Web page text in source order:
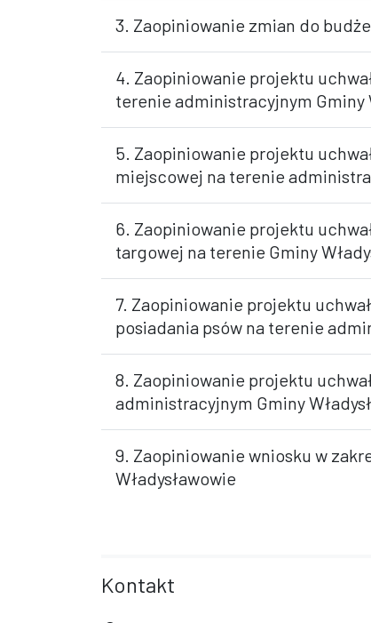
3. Zaopiniowanie zmian do
4. Zaopiniowanie projektu
terenie administracyjnym Gminy
5. Zaopiniowanie projektu
miejscowej na terenie
6. Zaopiniowanie projektu
targowej na terenie Gminy
7. Zaopiniowanie projektu
posiadania psów na terenie
8. Zaopiniowanie projektu
administracyjnym Gminy
9. Zaopiniowanie wniosku w
Władysławowie
Kontakt